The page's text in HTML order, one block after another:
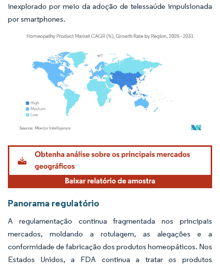
inexplorado por meio da adoção de telessaúde impulsionada
por smartphones.
Imagem © Mordor Intelligence. O reuso requer atribuição conforme CC BY 4.0.
Panorama regulatório
A regulamentação continua fragmentada nos principais
mercados, moldando a rotulagem, as alegações e a
conformidade de fabricação dos produtos homeopáticos. Nos
Estados Unidos, a FDA continua a tratar os produtos